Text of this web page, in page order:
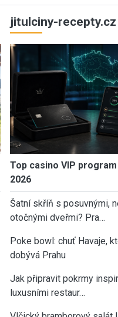
jitulciny-recepty.cz
Top casino VIP
2026
Šatní skříň s posuvnými,
otočnými dveřmi? Pra…
Poke bowl: chuť Havaje,
dobývá Prahu
Jak připravit pokrmy
luxusními restaur…